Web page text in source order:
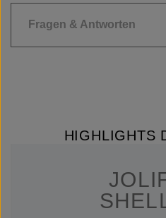
Fragen & Antworten
HIGHLIGHTS